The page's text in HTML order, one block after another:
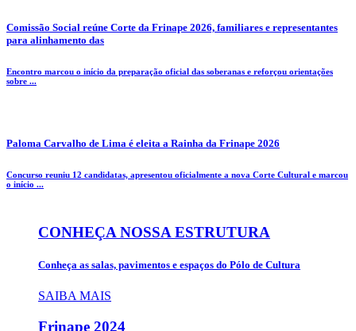
Comissão Social reúne Corte da Frinape 2026, familiares e representantes
para alinhamento das
Encontro marcou o início da preparação oficial das soberanas e reforçou orientações
sobre ...
Paloma Carvalho de Lima é eleita a Rainha da Frinape 2026
Concurso reuniu 12 candidatas, apresentou oficialmente a nova Corte Cultural e marcou
o início ...
CONHEÇA NOSSA ESTRUTURA
Conheça as salas, pavimentos e espaços do Pólo de Cultura
SAIBA MAIS
Frinape 2024